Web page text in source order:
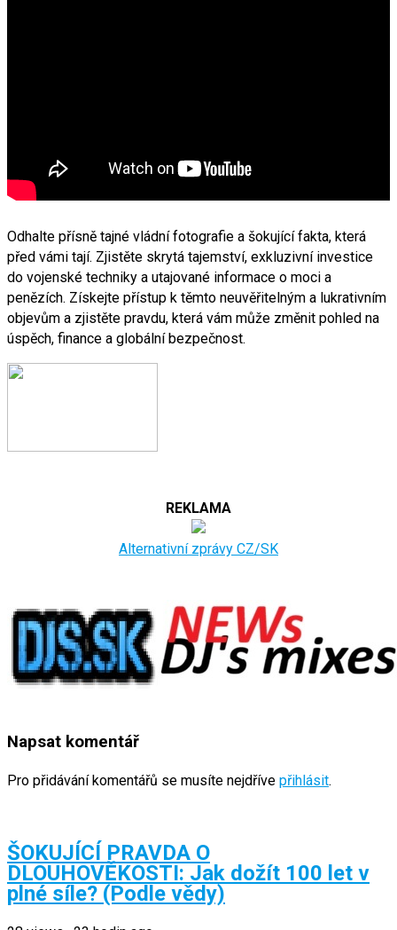
Odhalte přísně tajné vládní fotografie a šokující fakta, která
před vámi tají. Zjistěte skrytá tajemství, exkluzivní investice
do vojenské techniky a utajované informace o moci a
penězích. Získejte přístup k těmto neuvěřitelným a lukrativním
objevům a zjistěte pravdu, která vám může změnit pohled na
úspěch, finance a globální bezpečnost.
REKLAMA
Alternativní zprávy CZ/SK
Napsat komentář
Pro přidávání komentářů se musíte nejdříve přihlásit.
ŠOKUJÍCÍ PRAVDA O
DLOUHOVĚKOSTI: Jak dožít 100 let v
plné síle? (Podle vědy)